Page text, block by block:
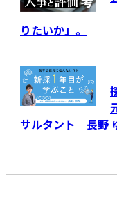
りたいか」。
サルタント 長野